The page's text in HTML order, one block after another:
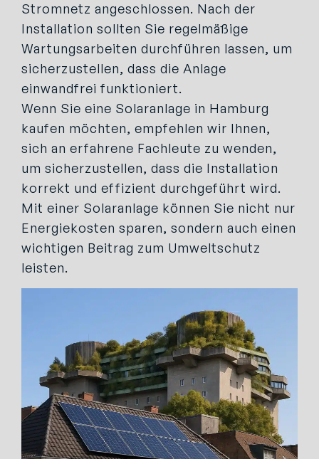
Stromnetz angeschlossen. Nach der
Installation sollten Sie regelmäßige
Wartungsarbeiten durchführen lassen, um
sicherzustellen, dass die Anlage
einwandfrei funktioniert.
Wenn Sie eine Solaranlage in Hamburg
kaufen möchten, empfehlen wir Ihnen,
sich an erfahrene Fachleute zu wenden,
um sicherzustellen, dass die Installation
korrekt und effizient durchgeführt wird.
Mit einer Solaranlage können Sie nicht nur
Energiekosten sparen, sondern auch einen
wichtigen Beitrag zum Umweltschutz
leisten.